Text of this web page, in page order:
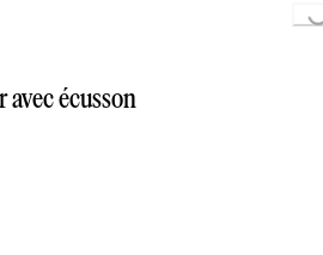
avec écusson